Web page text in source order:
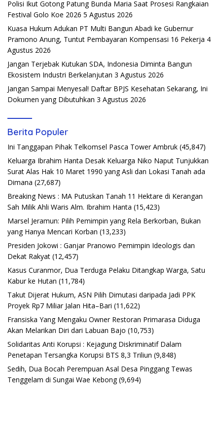
Polisi Ikut Gotong Patung Bunda Maria Saat Prosesi Rangkaian
Festival Golo Koe 2026 5 Agustus 2026
Kuasa Hukum Adukan PT Multi Bangun Abadi ke Gubernur
Pramono Anung, Tuntut Pembayaran Kompensasi 16 Pekerja 4
Agustus 2026
Jangan Terjebak Kutukan SDA, Indonesia Diminta Bangun
Ekosistem Industri Berkelanjutan 3 Agustus 2026
Jangan Sampai Menyesal! Daftar BPJS Kesehatan Sekarang, Ini
Dokumen yang Dibutuhkan 3 Agustus 2026
Berita Populer
Ini Tanggapan Pihak Telkomsel Pasca Tower Ambruk (45,847)
Keluarga Ibrahim Hanta Desak Keluarga Niko Naput Tunjukkan
Surat Alas Hak 10 Maret 1990 yang Asli dan Lokasi Tanah ada
Dimana (27,687)
Breaking News : MA Putuskan Tanah 11 Hektare di Kerangan
Sah Milik Ahli Waris Alm. Ibrahim Hanta (15,423)
Marsel Jeramun: Pilih Pemimpin yang Rela Berkorban, Bukan
yang Hanya Mencari Korban (13,233)
Presiden Jokowi : Ganjar Pranowo Pemimpin Ideologis dan
Dekat Rakyat (12,457)
Kasus Curanmor, Dua Terduga Pelaku Ditangkap Warga, Satu
Kabur ke Hutan (11,784)
Takut Dijerat Hukum, ASN Pilih Dimutasi daripada Jadi PPK
Proyek Rp7 Miliar Jalan Hita–Bari (11,622)
Fransiska Yang Mengaku Owner Restoran Primarasa Diduga
Akan Melarikan Diri dari Labuan Bajo (10,753)
Solidaritas Anti Korupsi : Kejagung Diskriminatif Dalam
Penetapan Tersangka Korupsi BTS 8,3 Triliun (9,848)
Sedih, Dua Bocah Perempuan Asal Desa Pinggang Tewas
Tenggelam di Sungai Wae Kebong (9,694)